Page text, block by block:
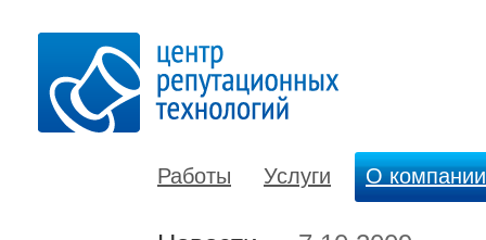
Работы Услуги О компании